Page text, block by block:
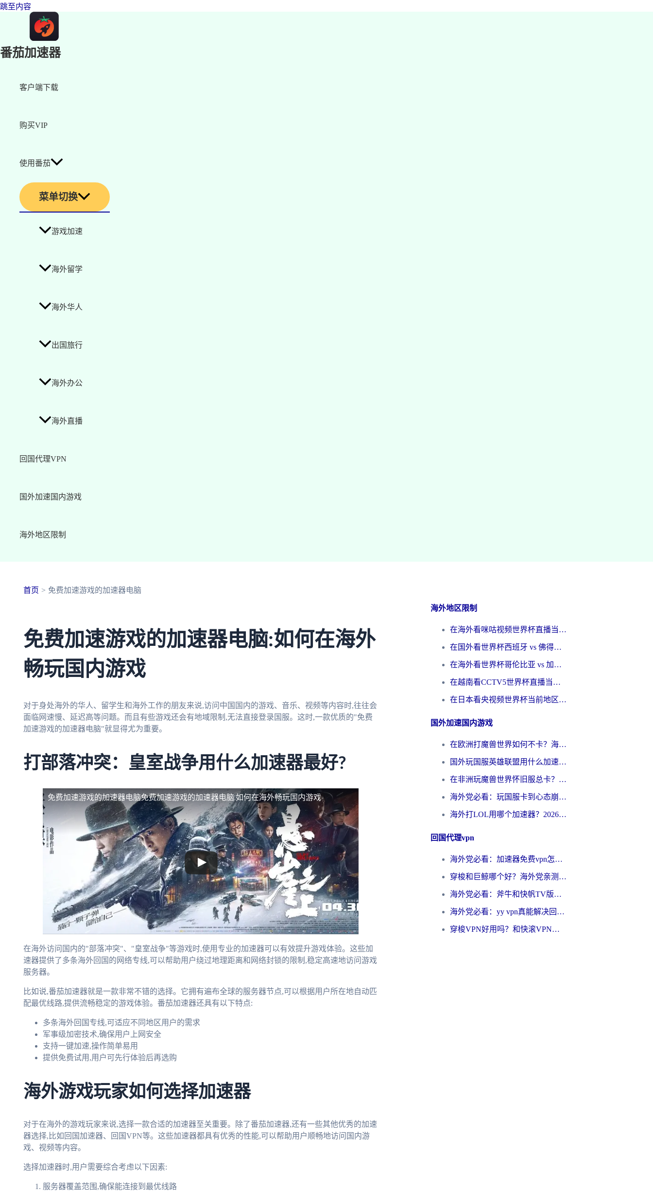
跳至内容
番茄加速器
客户端下载
购买VIP
使用番茄
菜单切换
游戏加速
海外留学
海外华人
出国旅行
海外办公
海外直播
回国代理VPN
国外加速国内游戏
海外地区限制
首页 免费加速游戏的加速器电脑
免费加速游戏的加速器电脑:如何在海外
畅玩国内游戏
对于身处海外的华人、留学生和海外工作的朋友来说,访问中国国内的游戏、音乐、视频等内容时,往往会
面临网速慢、延迟高等问题。而且有些游戏还会有地域限制,无法直接登录国服。这时,一款优质的"免费
加速游戏的加速器电脑"就显得尤为重要。
打部落冲突：皇室战争用什么加速器最好?
免费加速游戏的加速器电脑免费加速游戏的加速器电脑:如何在海外畅玩国内游戏
在海外访问国内的"部落冲突"、"皇室战争"等游戏时,使用专业的加速器可以有效提升游戏体验。这些加
速器提供了多条海外回国的网络专线,可以帮助用户绕过地理距离和网络封锁的限制,稳定高速地访问游戏
服务器。
比如说,番茄加速器就是一款非常不错的选择。它拥有遍布全球的服务器节点,可以根据用户所在地自动匹
配最优线路,提供流畅稳定的游戏体验。番茄加速器还具有以下特点:
多条海外回国专线,可适应不同地区用户的需求
军事级加密技术,确保用户上网安全
支持一键加速,操作简单易用
提供免费试用,用户可先行体验后再选购
海外游戏玩家如何选择加速器
对于在海外的游戏玩家来说,选择一款合适的加速器至关重要。除了番茄加速器,还有一些其他优秀的加速
器选择,比如回国加速器、回国VPN等。这些加速器都具有优秀的性能,可以帮助用户顺畅地访问国内游
戏、视频等内容。
选择加速器时,用户需要综合考虑以下因素:
服务器覆盖范围,确保能连接到最优线路
海外地区限制
在海外看咪咕视频世界杯直播当前IP受限制？这篇指南帮你搞定所有体育赛事观看难题
在国外看世界杯西班牙 vs 佛得角无法播放？这篇指南帮你解锁所有中文体育直播
在海外看世界杯哥伦比亚 vs 加纳当前IP受限制？这篇指南帮你流畅看中文解说赛事
在越南看CCTV5世界杯直播当前IP受限制？海外党体育观赛终极指南来了
在日本看央视频世界杯当前地区不可播放？海外党体育观赛终极指南
国外加速国内游戏
在欧洲打魔兽世界如何不卡？海外玩家的国服游戏加速终极攻略
国外玩国服英雄联盟用什么加速器好？海外党亲测有效的国服游戏加速指南
在非洲玩魔兽世界怀旧服总卡？别慌，这份指南帮你丝滑开荒
海外党必看：玩国服卡到心态崩？少女前线云图计划加速器免费推荐+碧蓝航线足球世界流畅攻略
海外打LOL用哪个加速器？2026实用指南：从延迟到设备适配，一篇解决你的国服游戏痛点
回国代理vpn
海外党必看：加速器免费vpn怎么选？3步教你无缝访问国内资源
穿梭和巨鲸哪个好？海外党亲测3款回国加速器，教你避开90%的坑
海外党必看：斧牛和快帆TV版哪个好？3分钟选对回国加速器，无缝刷B站、追热剧
海外党必看：yy vpn真能解决回国访问难题？附云极initap测评+免费方案对比
穿梭VPN好用吗？和快滚VPN对比哪个回国效果更好？海外党选回国加速器必看指南